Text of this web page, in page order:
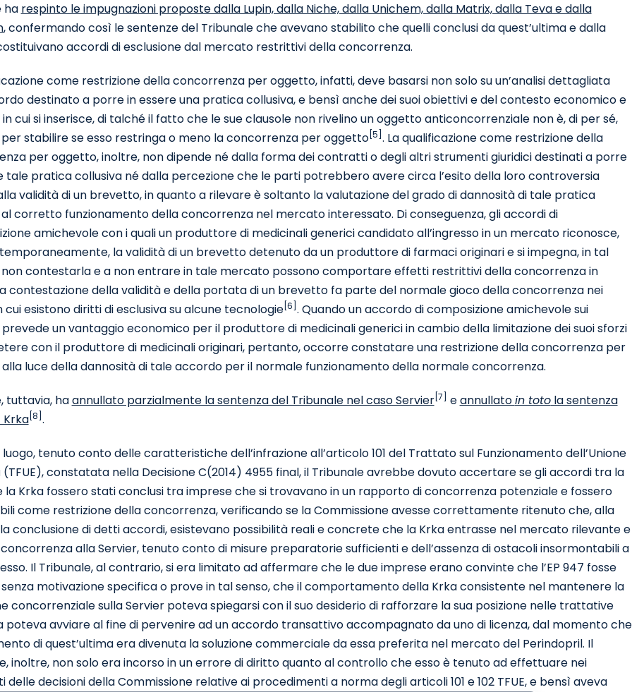
ha respinto le impugnazioni proposte dalla Lupin, dalla Niche, dalla Unichem, dalla Matrix, dalla Teva e dalla
, confermando così le sentenze del Tribunale che avevano stabilito che quelli conclusi da quest’ultima e dalla
accordi di esclusione dal mercato restrittivi della concorrenza.
come restrizione della concorrenza per oggetto, infatti, deve basarsi non solo su un’analisi dettagliata
destinato a porre in essere una pratica collusiva, e bensì anche dei suoi obiettivi e del contesto economico e
cui si inserisce, di talché il fatto che le sue clausole non rivelino un oggetto anticoncorrenziale non è, di per sé,
stabilire se esso restringa o meno la concorrenza per oggetto [5] . La qualificazione come restrizione della
per oggetto, inoltre, non dipende né dalla forma dei contratti o degli altri strumenti giuridici destinati a porre
tale pratica collusiva né dalla percezione che le parti potrebbero avere circa l’esito della loro controversia
validità di un brevetto, in quanto a rilevare è soltanto la valutazione del grado di dannosità di tale pratica
corretto funzionamento della concorrenza nel mercato interessato. Di conseguenza, gli accordi di
amichevole con i quali un produttore di medicinali generici candidato all’ingresso in un mercato riconosce,
la validità di un brevetto detenuto da un produttore di farmaci originari e si impegna, in tal
non contestarla e a non entrare in tale mercato possono comportare effetti restrittivi della concorrenza in
contestazione della validità e della portata di un brevetto fa parte del normale gioco della concorrenza nei
cui esistono diritti di esclusiva su alcune tecnologie [6] . Quando un accordo di composizione amichevole sui
un vantaggio economico per il produttore di medicinali generici in cambio della limitazione dei suoi sforzi
con il produttore di medicinali originari, pertanto, occorre constatare una restrizione della concorrenza per
luce della dannosità di tale accordo per il normale funzionamento della normale concorrenza.
tuttavia, haannullato parzialmente la sentenza del Tribunale nel caso Servier[7] eannullatoin totola sentenza
Krka[8] .
tenuto conto delle caratteristiche dell’infrazione all’articolo 101 del Trattato sul Funzionamento dell’Unione
(TFUE), constatata nella Decisione C(2014) 4955 final, il Tribunale avrebbe dovuto accertare se gli accordi tra la
la Krka fossero stati conclusi tra imprese che si trovavano in un rapporto di concorrenza potenziale e fossero
come restrizione della concorrenza, verificando se la Commissione avesse correttamente ritenuto che, alla
conclusione di detti accordi, esistevano possibilità reali e concrete che la Krka entrasse nel mercato rilevante e
alla Servier, tenuto conto di misure preparatorie sufficienti e dell’assenza di ostacoli insormontabili a
Il Tribunale, al contrario, si era limitato ad affermare che le due imprese erano convinte che l’EP 947 fosse
senza motivazione specifica o prove in tal senso, che il comportamento della Krka consistente nel mantenere la
concorrenziale sulla Servier poteva spiegarsi con il suo desiderio di rafforzare la sua posizione nelle trattative
poteva avviare al fine di pervenire ad un accordo transattivo accompagnato da uno di licenza, dal momento che
di quest’ultima era divenuta la soluzione commerciale da essa preferita nel mercato del Perindopril. Il
inoltre, non solo era incorso in un errore di diritto quanto al controllo che esso è tenuto ad effettuare nei
delle decisioni della Commissione relative ai procedimenti a norma degli articoli 101 e 102 TFUE, e bensì aveva